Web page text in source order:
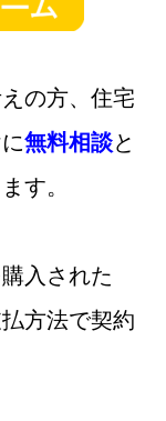
の方、住宅
無料相談と
す。
入された
方法で契約